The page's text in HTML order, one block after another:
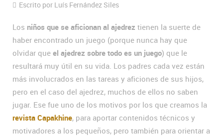
Escrito por Luís Fernández Siles
Los niños que se aficionan al ajedrez tienen la suerte de
haber encontrado un juego (porque nunca hay que
olvidar que el ajedrez sobre todo es un juego) que le
resultará muy útil en su vida. Los padres cada vez están
más involucrados en las tareas y aficiones de sus hijos,
pero en el caso del ajedrez, muchos de ellos no saben
jugar. Ese fue uno de los motivos por los que creamos la
revista Capakhine, para aportar contenidos técnicos y
motivadores a los pequeños, pero también para orientar a